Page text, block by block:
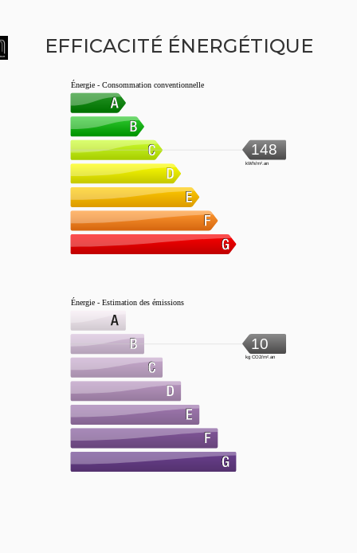
EFFICACITÉ ÉNERGÉTIQUE
Énergie - Consommation conventionnelle
148
kWh/m².an
Énergie - Estimation des émissions
10
kg CO2/m².an